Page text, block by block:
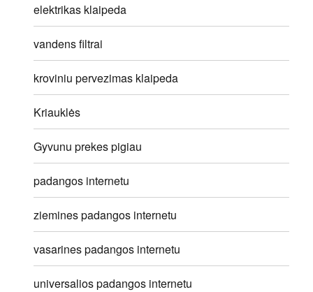
elektrikas klaipeda
vandens filtrai
kroviniu pervezimas klaipeda
Kriauklės
Gyvunu prekes pigiau
padangos internetu
ziemines padangos internetu
vasarines padangos internetu
universalios padangos internetu